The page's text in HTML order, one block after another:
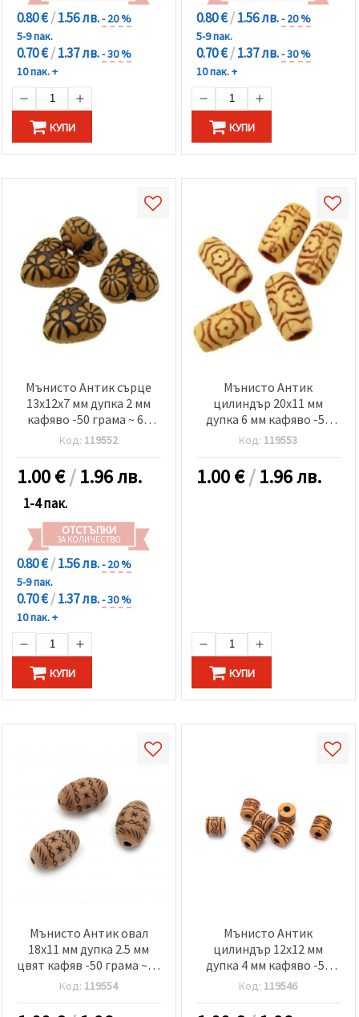
0.80 €/1.56 лв.- 20 %
5-9 пак.
0.70 €/1.37 лв.- 30 %
10 пак. +
КУПИ
0.80 €/1.56 лв.- 20 %
5-9 пак.
0.70 €/1.37 лв.- 30 %
10 пак. +
КУПИ
Мънисто Антик сърце
13x12x7 мм дупка 2 мм
кафяво -50 грама ~ 60
броя
Код: 119552
1.00€/1.96 лв.
1-4 пак.
ОТСТЪПКИ
ЗА КОЛИЧЕСТВО
0.80 €/1.56 лв.- 20 %
5-9 пак.
0.70 €/1.37 лв.- 30 %
10 пак. +
КУПИ
Мънисто Антик
цилиндър 20x11 мм
дупка 6 мм кафяво -50
грама ~30 броя
Код: 119553
1.00€/1.96 лв.
КУПИ
Мънисто Антик овал
18x11 мм дупка 2.5 мм
цвят кафяв -50 грама ~28
броя
Код: 119554
Мънисто Антик
цилиндър 12x12 мм
дупка 4 мм кафяво -50
грама ~34 броя
Код: 119546